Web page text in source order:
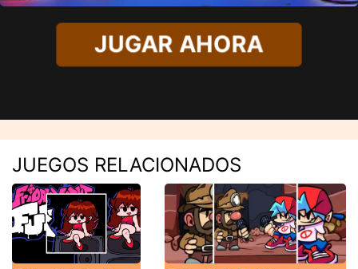
JUGAR AHORA
JUEGOS RELACIONADOS